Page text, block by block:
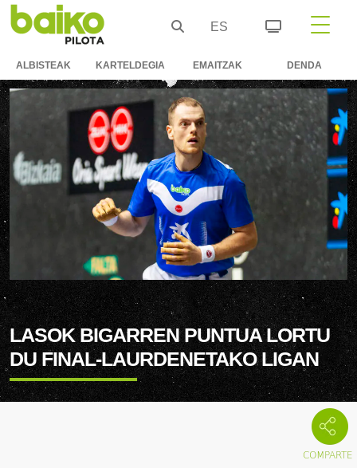
ES
ALBISTEAK KARTELDEGIA EMAITZAK DENDA
LASOK BIGARREN PUNTUA LORTU
DU FINAL-LAURDENETAKO LIGAN